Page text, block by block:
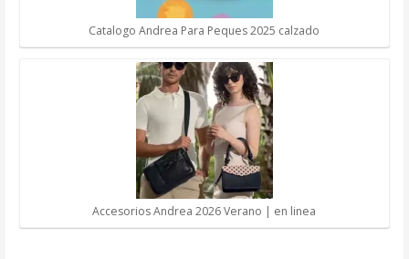
Catalogo Andrea Para Peques 2025 calzado
Accesorios Andrea 2026 Verano | en linea